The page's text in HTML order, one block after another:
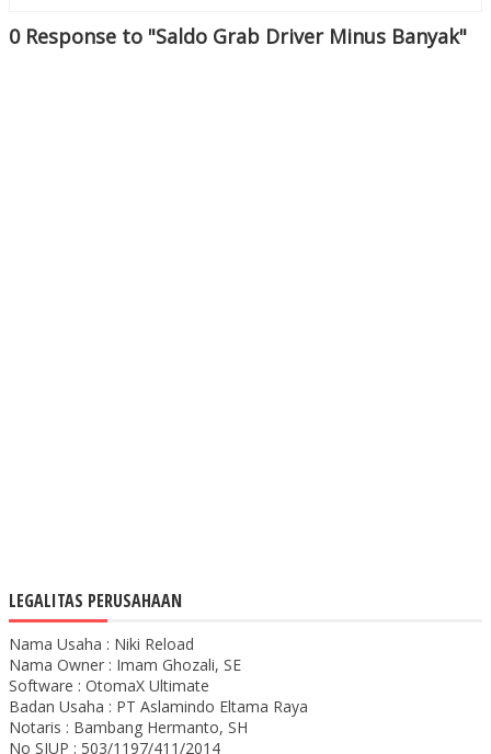
0 Response to "Saldo Grab Driver Minus Banyak"
LEGALITAS PERUSAHAAN
Nama Usaha : Niki Reload
Nama Owner : Imam Ghozali, SE
Software : OtomaX Ultimate
Badan Usaha : PT Aslamindo Eltama Raya
Notaris : Bambang Hermanto, SH
No SIUP : 503/1197/411/2014